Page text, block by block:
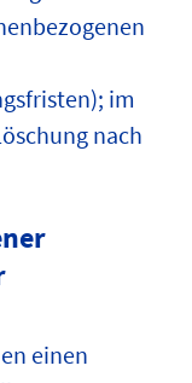
im
nach
einen